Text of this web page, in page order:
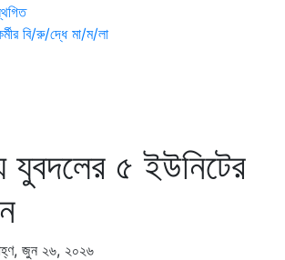
বি/রু/দ্ধে মা/ম/লা
৫ ইউনিটের
জুন ২৬, ২০২৬